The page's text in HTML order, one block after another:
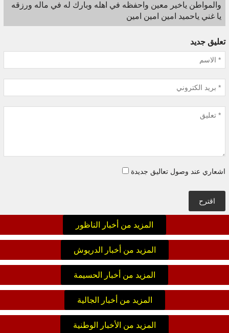
والمواطن ياخير معين واحفظه في اهله وبارك له في ماله ورزقه
يا غني ياحميد امين امين امين
تعليق جديد
اشعاري عند وصول تعاليق جديدة
اقترح
المزيد من أخبار الناظور
المزيد من أخبار الدريوش
المزيد من أخبار الحسيمة
المزيد من أخبار الجالية
المزيد من الأخبار الوطنية